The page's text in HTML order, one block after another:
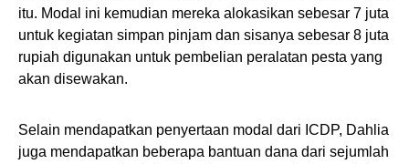
itu. Modal ini kemudian mereka alokasikan sebesar 7 juta
untuk kegiatan simpan pinjam dan sisanya sebesar 8 juta
rupiah digunakan untuk pembelian peralatan pesta yang
akan disewakan.
Selain mendapatkan penyertaan modal dari ICDP, Dahlia
juga mendapatkan beberapa bantuan dana dari sejumlah